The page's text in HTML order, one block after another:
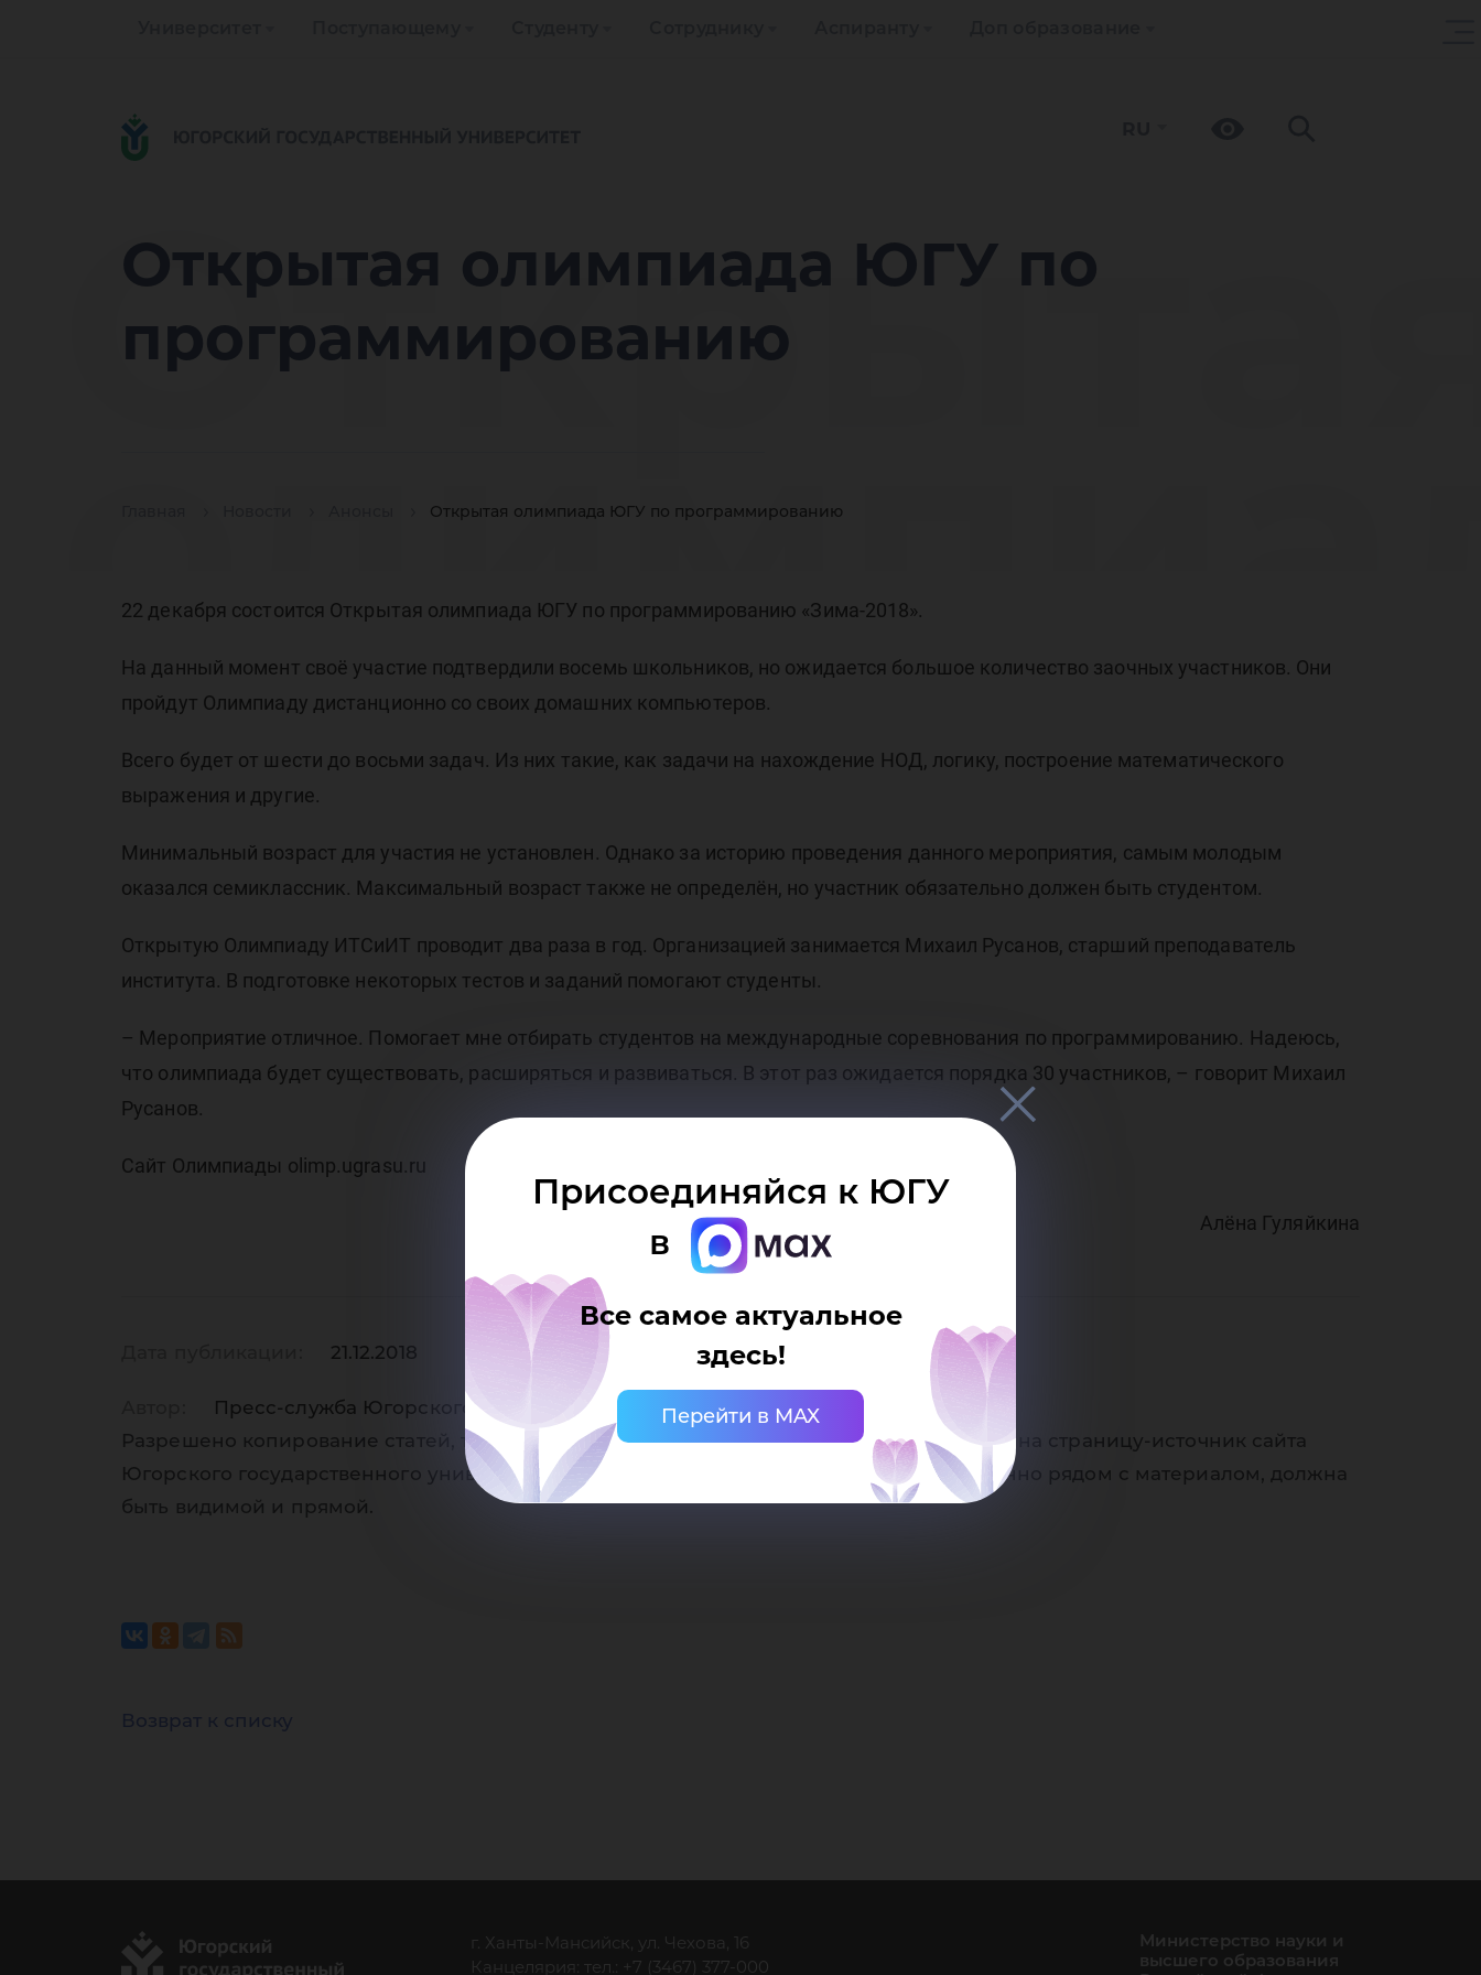
Открытая олимпиада ЮГУ по
программированию
Открытая олимпиада ЮГУ по программированию
Присоединяйся к ЮГУ
в
Все самое актуальное
здесь!
Перейти в MAX
22 декабря состоится Открытая олимпиада ЮГУ по программированию «Зима-2018».
На данный момент своё участие подтвердили восемь школьников, но ожидается большое количество заочных участников. Они
пройдут Олимпиаду дистанционно со своих домашних компьютеров.
Всего будет от шести до восьми задач. Из них такие, как задачи на нахождение НОД, логику, построение математического
выражения и другие.
Минимальный возраст для участия не установлен. Однако за историю проведения данного мероприятия, самым молодым
оказался семиклассник. Максимальный возраст также не определён, но участник обязательно должен быть студентом.
Открытую Олимпиаду ИТСиИТ проводит два раза в год. Организацией занимается Михаил Русанов, старший преподаватель
института. В подготовке некоторых тестов и заданий помогают студенты.
– Мероприятие отличное. Помогает мне отбирать студентов на международные соревнования по программированию. Надеюсь,
что олимпиада будет существовать, расширяться и развиваться. В этот раз ожидается порядка 30 участников, – говорит Михаил
Русанов.
Сайт Олимпиады olimp.ugrasu.ru
Алёна Гуляйкина
21.12.2018
Пресс-служба Югорского государственного университета
Разрешено копирование статей, только при наличии активной (кликабельной) ссылки на страницу-источник сайта
Югорского государственного университета. Ссылка должна находиться непосредственно рядом с материалом, должна
быть видимой и прямой.
Возврат к списку
г. Ханты-Мансийск, ул. Чехова, 16
Канцелярия: тел.: +7 (3467) 377-000
Министерство науки и
высшего образования